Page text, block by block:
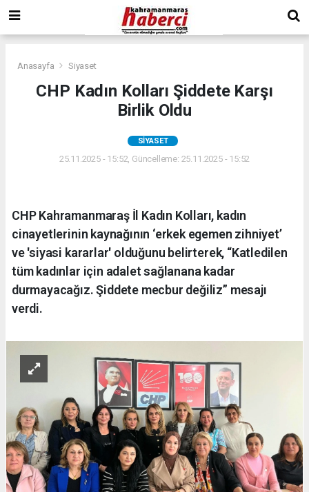
Anasayfa Siyaset
CHP Kadın Kolları Şiddete Karşı
Birlik Oldu
SIYASET
25.11.2025 - 15:52, Güncelleme: 25.11.2025 - 15:52
CHP Kahramanmaraş İl Kadın Kolları, kadın
cinayetlerinin kaynağının ‘erkek egemen zihniyet’
ve 'siyasi kararlar' olduğunu belirterek, “Katledilen
tüm kadınlar için adalet sağlanana kadar
durmayacağız. Şiddete mecbur değiliz” mesajı
verdi.